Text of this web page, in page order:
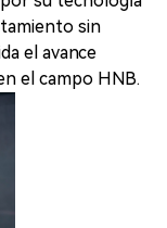
sin
el avance
el campo HNB.